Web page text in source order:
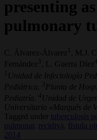
presenting
pulmonary
C. Álvarez-Álvarez 1 , M.J.
Fernández 3 , L. Guerra Díez4
1 Unidad de Infectología
Pediátrica.
3 Planta de
Pediatría.
4 Unidad de
Universitario «Marqués de
Tagged under
tuberculosis
pulmonar,
recidiva, fístula
2014